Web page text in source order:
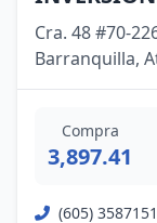
Cra. 48 #70-
Barranquilla,
Compra
3,897.41
(605) 3587151